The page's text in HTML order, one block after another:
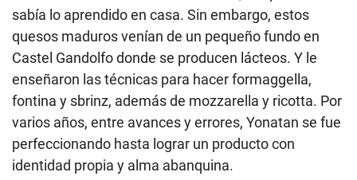
sabía lo aprendido en casa. Sin embargo, estos
quesos maduros venían de un pequeño fundo en
Castel Gandolfo donde se producen lácteos. Y le
enseñaron las técnicas para hacer formaggella,
fontina y sbrinz, además de mozzarella y ricotta. Por
varios años, entre avances y errores, Yonatan se fue
perfeccionando hasta lograr un producto con
identidad propia y alma abanquina.